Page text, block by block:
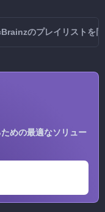
のプレイリストを
めの最適なソリュー